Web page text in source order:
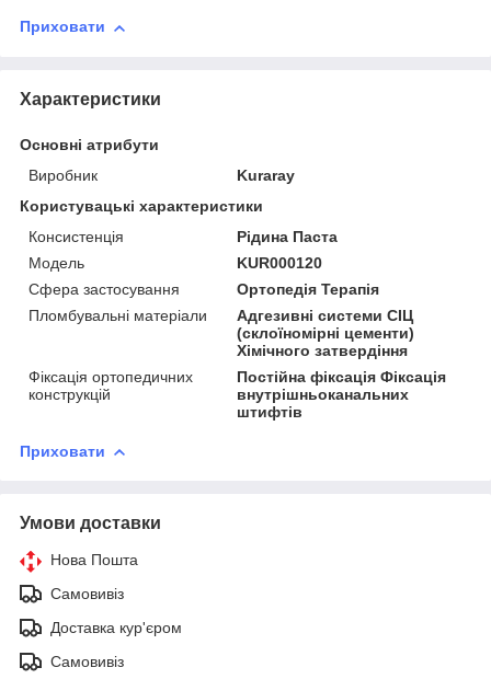
Приховати
Характеристики
Основні атрибути
Виробник
Kuraray
Користувацькі характеристики
Консистенція
Рідина Паста
Модель
KUR000120
Сфера застосування
Ортопедія Терапія
Пломбувальні матеріали
Адгезивні системи СІЦ
(склоїномірні цементи)
Хімічного затвердіння
Фіксація ортопедичних
конструкцій
Постійна фіксація Фіксація
внутрішньоканальних
штифтів
Приховати
Умови доставки
Нова Пошта
Самовивіз
Доставка кур'єром
Самовивіз